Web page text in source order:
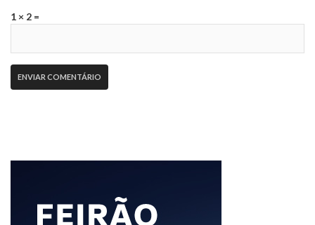
1 × 2 =